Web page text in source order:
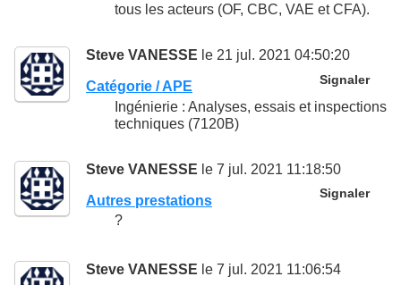
tous les acteurs (OF, CBC, VAE et CFA).
Steve VANESSE le 21 jul. 2021 04:50:20
Signaler
Catégorie / APE
Ingénierie : Analyses, essais et inspections
techniques (7120B)
Steve VANESSE le 7 jul. 2021 11:18:50
Signaler
Autres prestations
?
Steve VANESSE le 7 jul. 2021 11:06:54